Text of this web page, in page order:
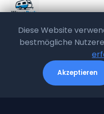
Ihr Partner für sichere
Navigation
Diese Website
bestmögliche
Akzeptieren